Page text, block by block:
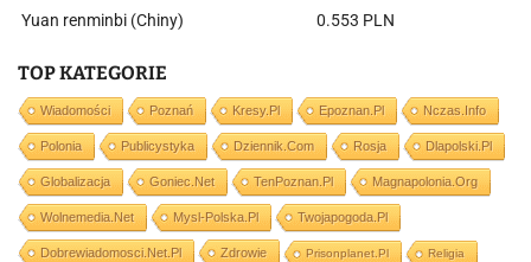
Yuan renminbi (Chiny)
0.553 PLN
TOP KATEGORIE
Wiadomości Poznań Kresy.pl Epoznan.pl Nczas.info
Polonia Publicystyka Dziennik.com Rosja Dlapolski.pl
Globalizacja Goniec.net TenPoznan.pl Magnapolonia.org
Wolnemedia.net Mysl-Polska.pl Twojapogoda.pl
Dobrewiadomosci.net.pl Zdrowie Prisonplanet.pl Religia